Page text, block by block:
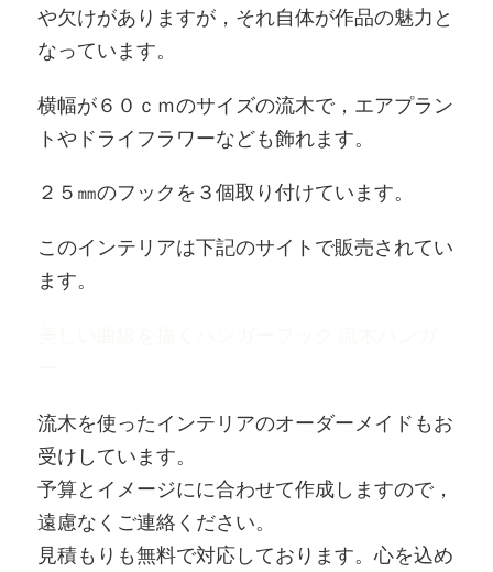
や欠けがありますが，それ自体が作品の魅力と
なっています。
横幅が６０ｃｍのサイズの流木で，エアプラン
トやドライフラワーなども飾れます。
２５㎜のフックを３個取り付けています。
このインテリアは下記のサイトで販売されてい
ます。
流木を使ったインテリアのオーダーメイドもお
受けしています。
予算とイメージにに合わせて作成しますので，
遠慮なくご連絡ください。
見積もりも無料で対応しております。心を込め